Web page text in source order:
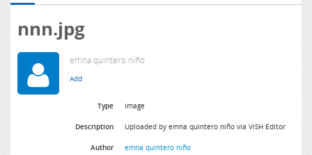
nnn.jpg
emna quintero niño
Type Image
Description Uploaded by emna quintero niño via ViSH Editor
Author emna quintero niño